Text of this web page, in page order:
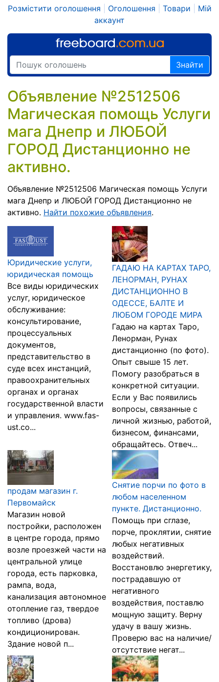
Розмістити оголошення Оголошення Товари
Мій
аккаунт
Знайти
Объявление №2512506
Магическая помощь Услуги
мага Днепр и ЛЮБОЙ
ГОРОД Дистанционно не
активно.
Объявление №2512506 Магическая помощь Услуги
мага Днепр и ЛЮБОЙ ГОРОД Дистанционно не
активно. Найти похожие объявления.
Юридические услуги,
юридическая помощь
Все виды юридических
услуг, юридическое
обслуживание:
консультирование,
процессуальных
документов,
представительство в
суде всех инстанций,
правоохранительных
органах и органах
государственной власти
и управления. www.fas-
ust.co...
ГАДАЮ НА КАРТАХ ТАРО,
ЛЕНОРМАН, РУНАХ
ДИСТАНЦИОННО В
ОДЕССЕ, БАЛТЕ И
ЛЮБОМ ГОРОДЕ МИРА
Гадаю на картах Таро,
Ленорман, Рунах
дистанционно (по фото).
Опыт свыше 15 лет.
Помогу разобраться в
конкретной ситуации.
Если у Вас появились
вопросы, связанные с
личной жизнью, работой,
бизнесом, финансами,
обращайтесь. Отвеч...
продам магазин г.
Первомайск
Магазин новой
постройки, расположен
в центре города, прямо
возле проезжей части на
центральной улице
города, есть парковка,
рампа, вода,
канализация автономное
отопление газ, твердое
топливо (дрова)
кондиционирован.
Здание новой п...
Снятие порчи по фото в
любом населенном
пункте. Дистанционно.
Помощь при сглазе,
порче, проклятии, снятие
любых негативных
воздействий.
Восстановлю энергетику,
пострадавшую от
негативного
воздействия, поставлю
мощную защиту. Верну
удачу в вашу жизнь.
Проверю вас на наличие/
отсутствие негат...